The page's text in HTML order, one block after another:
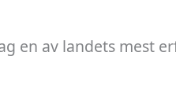
en av landets mest